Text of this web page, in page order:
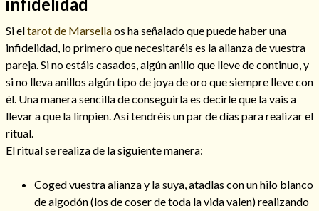
Amarre para recuperar a mi pareja
Cómo alejar a la amante de mi esposo
Si eltarot de Marsellaos ha señalado que puede haber una
infidelidad, lo primero que necesitaréis es la alianza de vuestra
pareja. Si no estáis casados, algún anillo que lleve de continuo, y
si no lleva anillos algún tipo de joya de oro que siempre lleve con
él. Una manera sencilla de conseguirla es decirle que la vais a
llevar a que la limpien. Así tendréis un par de días para realizar el
ritual.
El ritual se realiza de la siguiente manera:
Coged vuestra alianza y la suya, atadlas con un hilo blanco
de algodón (los de coser de toda la vida valen) realizando